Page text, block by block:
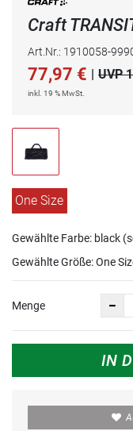
Craft
Art.Nr.: 1910058-
77,97 € | UVP
inkl. 19 % MwSt.
One Size
Gewählte Farbe: black
Gewählte Größe:One
Menge
IN